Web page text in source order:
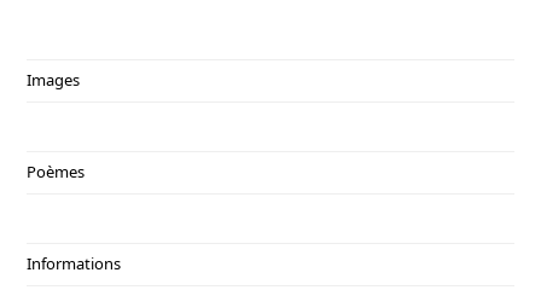
Images
Poèmes
Informations